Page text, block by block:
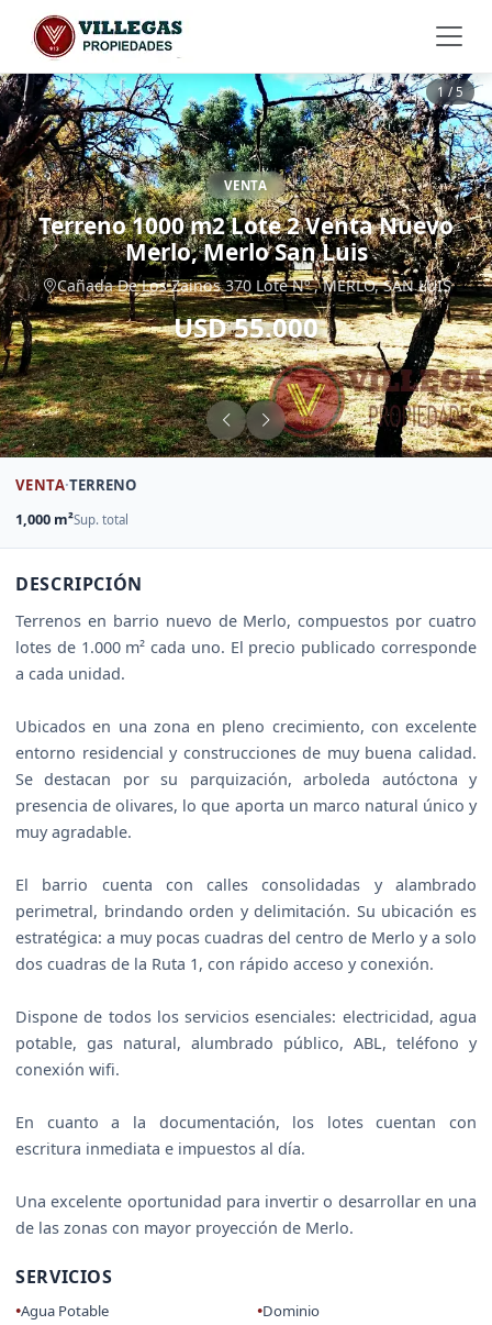
1 / 5
VENTA
Terreno 1000 m2 Lote 2 Venta Nuevo
Merlo, Merlo San Luis
Cañada De Los Zainos 370 Lote Nº , MERLO, SAN LUIS
USD 55.000
VENTA·TERRENO
1,000 m²Sup. total
DESCRIPCIÓN
Terrenos en barrio nuevo de Merlo, compuestos por cuatro
lotes de 1.000 m² cada uno. El precio publicado corresponde
a cada unidad.
Ubicados en una zona en pleno crecimiento, con excelente
entorno residencial y construcciones de muy buena calidad.
Se destacan por su parquización, arboleda autóctona y
presencia de olivares, lo que aporta un marco natural único y
muy agradable.
El barrio cuenta con calles consolidadas y alambrado
perimetral, brindando orden y delimitación. Su ubicación es
estratégica: a muy pocas cuadras del centro de Merlo y a solo
dos cuadras de la Ruta 1, con rápido acceso y conexión.
Dispone de todos los servicios esenciales: electricidad, agua
potable, gas natural, alumbrado público, ABL, teléfono y
conexión wifi.
En cuanto a la documentación, los lotes cuentan con
escritura inmediata e impuestos al día.
Una excelente oportunidad para invertir o desarrollar en una
de las zonas con mayor proyección de Merlo.
SERVICIOS
Agua Potable
Dominio